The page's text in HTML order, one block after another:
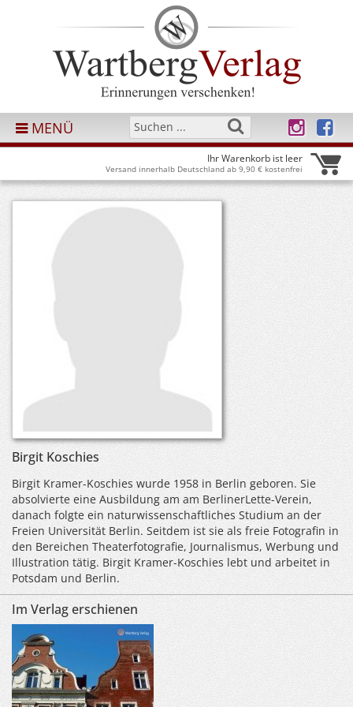
MENÜ
Ihr Warenkorb ist leer
Versand innerhalb Deutschland ab 9,90 € kostenfrei
Birgit Koschies
Birgit Kramer-Koschies wurde 1958 in Berlin geboren. Sie
absolvierte eine Ausbildung am am BerlinerLette-Verein,
danach folgte ein naturwissenschaftliches Studium an der
Freien Universität Berlin. Seitdem ist sie als freie Fotografin in
den Bereichen Theaterfotografie, Journalismus, Werbung und
Illustration tätig. Birgit Kramer-Koschies lebt und arbeitet in
Potsdam und Berlin.
Im Verlag erschienen